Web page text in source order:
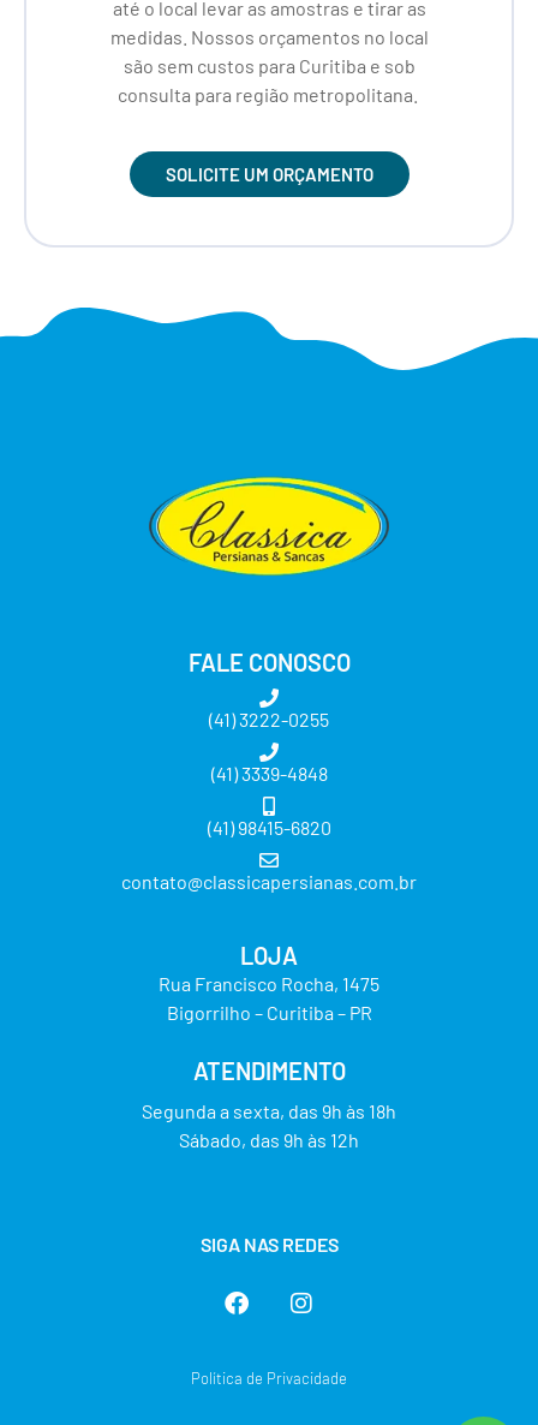
até o local levar as amostras e tirar as
medidas. Nossos orçamentos no local
são sem custos para Curitiba e sob
consulta para região metropolitana.
SOLICITE UM ORÇAMENTO
FALE CONOSCO
(41) 3222-0255
(41) 3339-4848
(41) 98415-6820
contato@classicapersianas.com.br
LOJA
Rua Francisco Rocha, 1475
Bigorrilho – Curitiba – PR
ATENDIMENTO
Segunda a sexta, das 9h às 18h
Sábado, das 9h às 12h
SIGA NAS REDES
Política de Privacidade